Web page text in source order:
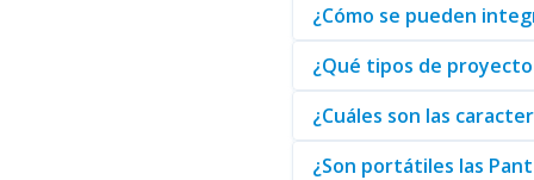
¿Cómo se pueden
¿Qué tipos de
¿Cuáles son las
¿Son portátiles las